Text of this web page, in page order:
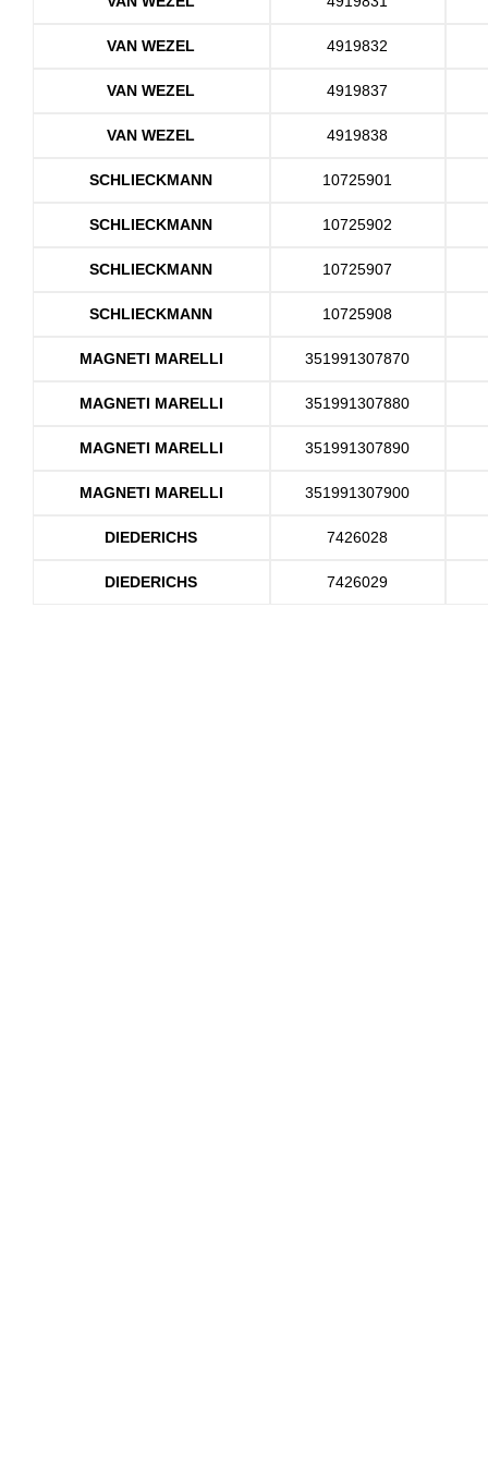
VAN WEZEL 4919832
VAN WEZEL 4919837
VAN WEZEL 4919838
SCHLIECKMANN 10725901
SCHLIECKMANN 10725902
SCHLIECKMANN 10725907
SCHLIECKMANN 10725908
MAGNETI MARELLI 351991307870
MAGNETI MARELLI 351991307880
MAGNETI MARELLI 351991307890
MAGNETI MARELLI 351991307900
DIEDERICHS 7426028
DIEDERICHS 7426029